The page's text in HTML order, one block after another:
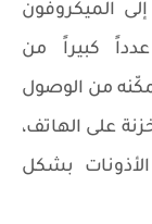
الميكروفون
كبيراً من
من الوصول
على الهاتف،
بشكل